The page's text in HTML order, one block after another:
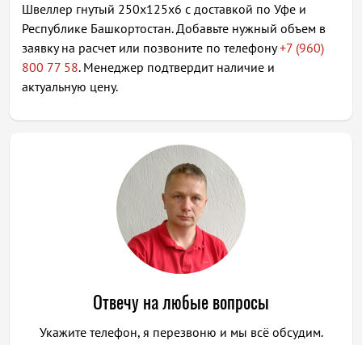
Швеллер гнутый 250х125х6 с доставкой по Уфе и
Республике Башкортостан. Добавьте нужный объем в
заявку на расчет или позвоните по телефону+7 (960)
800 77 58. Менеджер подтвердит наличие и
актуальную цену.
Отвечу на любые вопросы
Укажите телефон, я перезвоню и мы всё обсудим.